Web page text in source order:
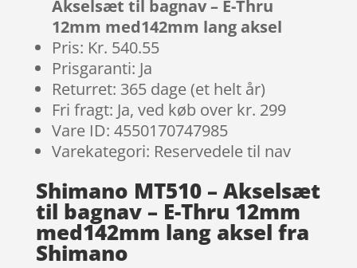
Akselsæt til bagnav – E-Thru
12mm med142mm lang aksel
Pris: Kr. 540.55
Prisgaranti: Ja
Returret: 365 dage (et helt år)
Fri fragt: Ja, ved køb over kr. 299
Vare ID: 4550170747985
Varekategori: Reservedele til nav
Shimano MT510 – Akselsæt
til bagnav – E-Thru 12mm
med142mm lang aksel fra
Shimano